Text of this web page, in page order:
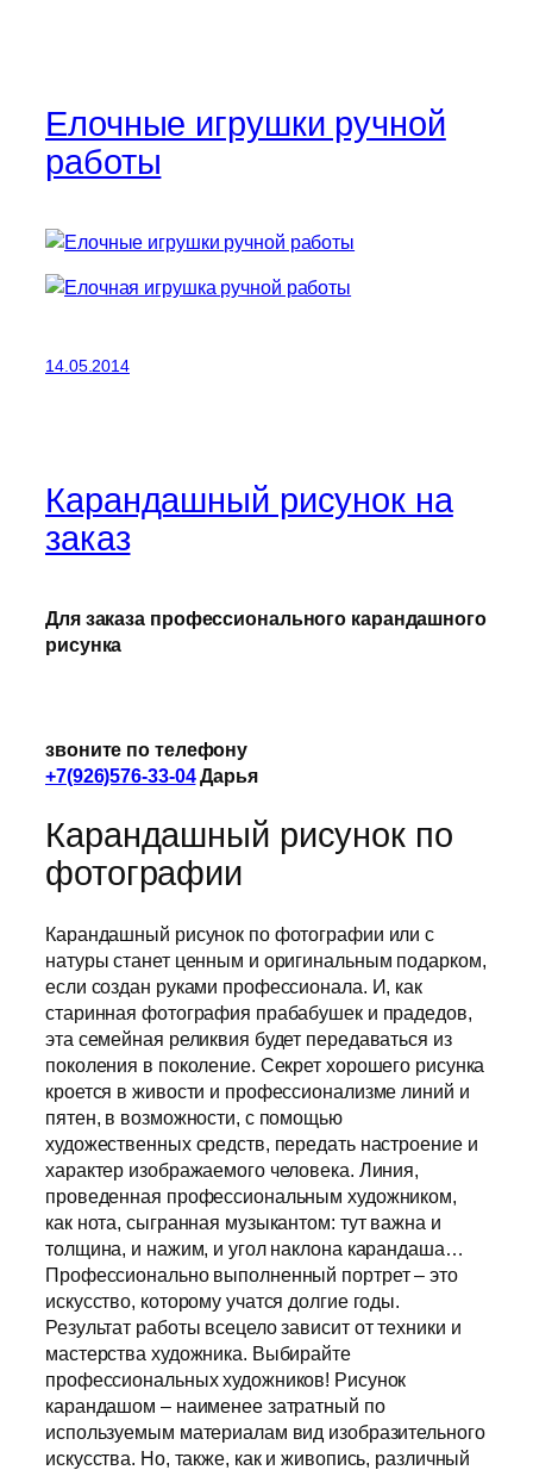
Елочные игрушки ручной
работы
14.05.2014
Карандашный рисунок на
заказ
Для заказа профессионального карандашного
рисунка
звоните по телефону
+7(926)576-33-04Дарья
Карандашный рисунок по
фотографии
Карандашный рисунок по фотографии или с
натуры станет ценным и оригинальным подарком,
если создан руками профессионала. И, как
старинная фотография прабабушек и прадедов,
эта семейная реликвия будет передаваться из
поколения в поколение. Секрет хорошего рисунка
кроется в живости и профессионализме линий и
пятен, в возможности, с помощью
художественных средств, передать настроение и
характер изображаемого человека. Линия,
проведенная профессиональным художником,
как нота, сыгранная музыкантом: тут важна и
толщина, и нажим, и угол наклона карандаша…
Профессионально выполненный портрет – это
искусство, которому учатся долгие годы.
Результат работы всецело зависит от техники и
мастерства художника. Выбирайте
профессиональных художников! Рисунок
карандашом – наименее затратный по
используемым материалам вид изобразительного
искусства. Но, также, как и живопись, различный